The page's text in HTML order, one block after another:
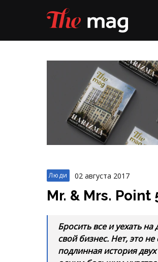
02 августа 2017
Mr. & Mrs.
Бросить все и уехать
подлинная история двух
одним большим